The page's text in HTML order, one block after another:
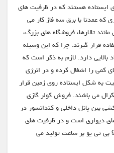
ایستاده هستند که در ظرفیت های
که عمدتا با برق سه فاز کار می
تالارها، فروشگاه های بزرگ،
قرار گیرند. چرا که این وسیله
بالایی دارد. لازم به ذکر است که
کمی را اشغال کرده و در انرژی
به شکل ایستاده روی زمین قرار
می باشند. فروش کولر گازی
بین پانل داخلی و کندانسور در
دیواری است و در ظرفیت های
48000، 60000، 80000 و 96000 بی تی یو بر ساعت تولید می